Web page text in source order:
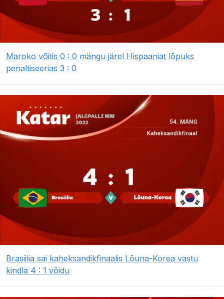
Maroko võitis 0 : 0 mängu järel Hispaaniat lõpuks
penaltiseerias 3 : 0
Brasiilia sai kaheksandikfinaalis Lõuna-Korea vastu
kindla 4 : 1 võidu